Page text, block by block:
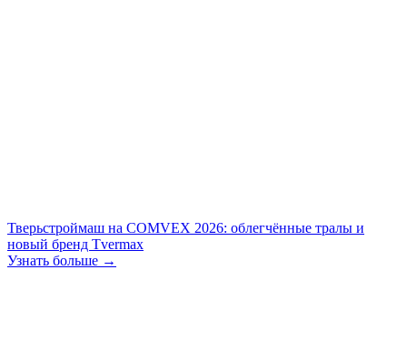
Тверьстроймаш на COMVEX 2026: облегчённые тралы и
новый бренд Tvermax
Узнать больше →